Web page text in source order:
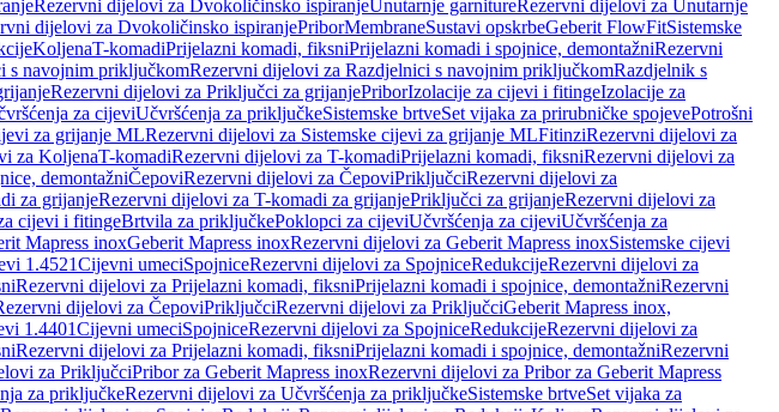
Rezervni dijelovi za Dvokoličinsko ispiranjeUnutarnje garnitureRezervni dijelovi za Unutarnje
dijelovi za Dvokoličinsko ispiranjePriborMembraneSustavi opskrbeGeberit FlowFitSistemske
KoljenaT-komadiPrijelazni komadi, fiksniPrijelazni komadi i spojnice, demontažniRezervni
s navojnim priključkomRezervni dijelovi za Razdjelnici s navojnim priključkomRazdjelnik s
Rezervni dijelovi za Priključci za grijanjePriborIzolacije za cijevi i fitingeIzolacije za
za cijeviUčvršćenja za priključkeSistemske brtveSet vijaka za prirubničke spojevePotrošni
za grijanje MLRezervni dijelovi za Sistemske cijevi za grijanje MLFitinziRezervni dijelovi za
za KoljenaT-komadiRezervni dijelovi za T-komadiPrijelazni komadi, fiksniRezervni dijelovi za
demontažniČepoviRezervni dijelovi za ČepoviPriključciRezervni dijelovi za
za grijanjeRezervni dijelovi za T-komadi za grijanjePriključci za grijanjeRezervni dijelovi za
cijevi i fitingeBrtvila za priključkePoklopci za cijeviUčvršćenja za cijeviUčvršćenja za
Mapress inoxGeberit Mapress inoxRezervni dijelovi za Geberit Mapress inoxSistemske cijevi
1.4521Cijevni umeciSpojniceRezervni dijelovi za SpojniceRedukcijeRezervni dijelovi za
Rezervni dijelovi za Prijelazni komadi, fiksniPrijelazni komadi i spojnice, demontažniRezervni
dijelovi za ČepoviPriključciRezervni dijelovi za PriključciGeberit Mapress inox,
1.4401Cijevni umeciSpojniceRezervni dijelovi za SpojniceRedukcijeRezervni dijelovi za
Rezervni dijelovi za Prijelazni komadi, fiksniPrijelazni komadi i spojnice, demontažniRezervni
za PriključciPribor za Geberit Mapress inoxRezervni dijelovi za Pribor za Geberit Mapress
za priključkeRezervni dijelovi za Učvršćenja za priključkeSistemske brtveSet vijaka za